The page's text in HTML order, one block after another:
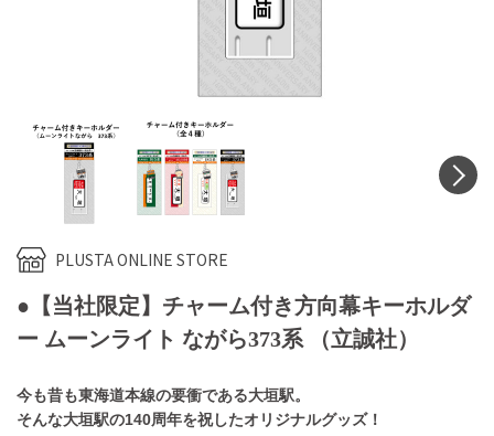
PLUSTA ONLINE STORE
●【当社限定】チャーム付き方向幕キーホルダ
ー ムーンライト ながら373系 （立誠社）
今も昔も東海道本線の要衝である大垣駅。
そんな大垣駅の140周年を祝したオリジナルグッズ！